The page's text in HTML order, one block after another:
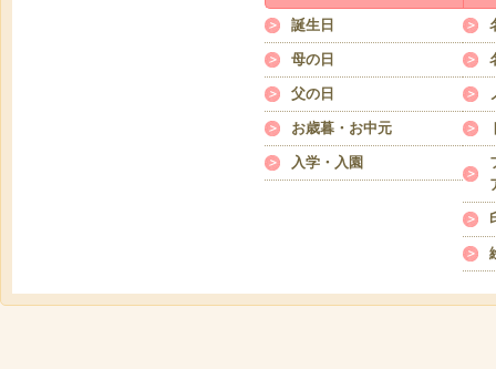
誕生日
母の日
父の日
お歳暮・お中元
入学・入園